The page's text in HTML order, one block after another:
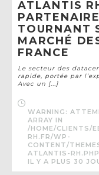
ATLANTIS
TOURNANT
MARCHÉ
FRANCE
Le secteur des
rapide, portée par
Avec un [...]
WARNING :
ARRAY IN
/HOME/CLIENTS/
RH.FR/WP-
CONTENT/
ATLANTIS-RH.PHP
IL Y A PLUS 30